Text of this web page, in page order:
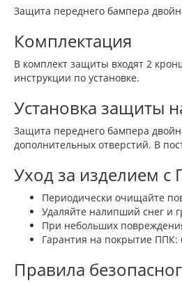
Защита переднего бампера
Комплектация
В комплект защиты входят 2
инструкции по установке.
Установка защиты
Защита переднего бампера
дополнительных отверстий. В
Уход за изделием с
Периодически очищайте
Удаляйте налипший снег и
При небольших
Гарантия на покрытие ППК:
Правила